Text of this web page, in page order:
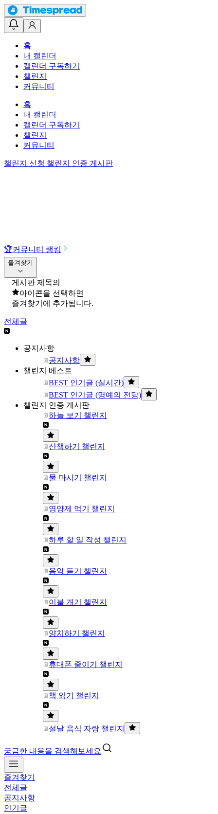
홈
내 캘린더
캘린더 구독하기
챌린지
커뮤니티
홈
내 캘린더
캘린더 구독하기
챌린지
커뮤니티
챌린지 신청 챌린지 인증 게시판
🏆커뮤니티 랭킹
즐겨찾기
게시판 제목의
아이콘을 선택하면
즐겨찾기에 추가됩니다.
전체글
공지사항
공지사항
챌린지 베스트
BEST 인기글 (실시간)
BEST 인기글 (명예의 전당)
챌린지 인증 게시판
하늘 보기 챌린지
산책하기 챌린지
물 마시기 챌린지
영양제 먹기 챌린지
하루 할 일 작성 챌린지
음악 듣기 챌린지
이불 개기 챌린지
양치하기 챌린지
휴대폰 줄이기 챌린지
책 읽기 챌린지
설날 음식 자랑 챌린지
궁금한 내용을 검색해보세요
즐겨찾기
전체글
공지사항
인기글